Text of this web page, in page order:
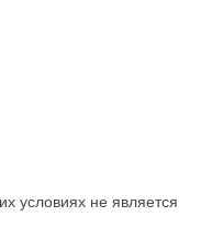
условиях не является